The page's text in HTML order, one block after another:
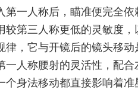
第一人称后，瞄准便完全
较第三人称更低的灵敏度
律，它与开镜后的镜头移
一人称腰射的灵活性，配
个身法移动都直接影响着准